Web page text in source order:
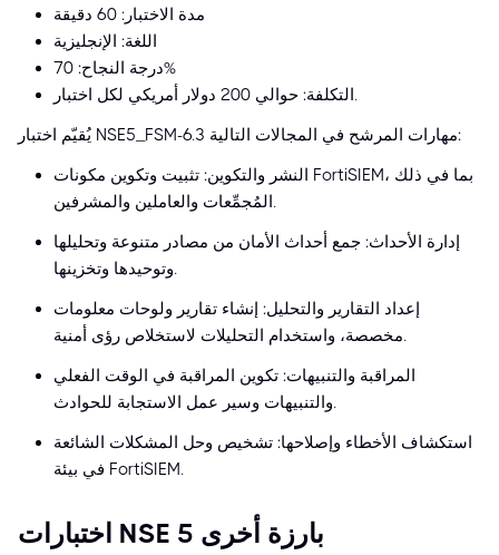
مدة الاختبار: 60 دقيقة
اللغة: الإنجليزية
درجة النجاح: 70%
التكلفة: حوالي 200 دولار أمريكي لكل اختبار.
يُقيّم اختبار NSE5_FSM-6.3 مهارات المرشح في المجالات التالية:
النشر والتكوين: تثبيت وتكوين مكونات FortiSIEM، بما في ذلك
المُجمِّعات والعاملين والمشرفين.
إدارة الأحداث: جمع أحداث الأمان من مصادر متنوعة وتحليلها
وتوحيدها وتخزينها.
إعداد التقارير والتحليل: إنشاء تقارير ولوحات معلومات
مخصصة، واستخدام التحليلات لاستخلاص رؤى أمنية.
المراقبة والتنبيهات: تكوين المراقبة في الوقت الفعلي
والتنبيهات وسير عمل الاستجابة للحوادث.
استكشاف الأخطاء وإصلاحها: تشخيص وحل المشكلات الشائعة
في بيئة FortiSIEM.
اختبارات NSE 5 بارزة أخرى